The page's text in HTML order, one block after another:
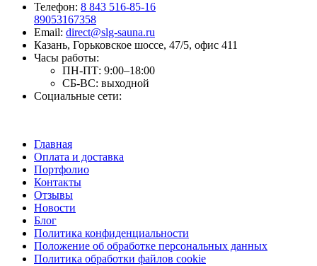
Телефон: 8 843 516-85-16
89053167358
Email: direct@slg-sauna.ru
Казань, Горьковское шоссе, 47/5, офис 411
Часы работы:
ПН-ПТ: 9:00–18:00
СБ-ВС: выходной
Социальные сети:
Главная
Оплата и доставка
Портфолио
Контакты
Отзывы
Новости
Блог
Политика конфиденциальности
Положение об обработке персональных данных
Политика обработки файлов cookie